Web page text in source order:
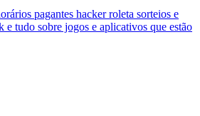
pagantes hacker roleta sorteios e
e tudo sobre jogos e aplicativos que estão